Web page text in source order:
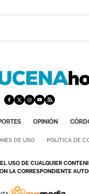
OPINIÓN
DE USO POLÍTICA DE
USO DE CUALQUIER
LA CORRESPONDIENTE